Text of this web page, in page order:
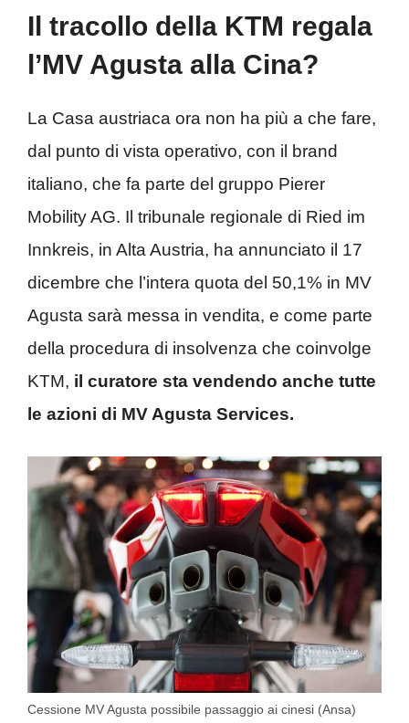
Il tracollo della KTM regala
l’MV Agusta alla Cina?
La Casa austriaca ora non ha più a che fare,
dal punto di vista operativo, con il brand
italiano, che fa parte del gruppo Pierer
Mobility AG. Il tribunale regionale di Ried im
Innkreis, in Alta Austria, ha annunciato il 17
dicembre che l’intera quota del 50,1% in MV
Agusta sarà messa in vendita, e come parte
della procedura di insolvenza che coinvolge
KTM, il curatore sta vendendo anche tutte
le azioni di MV Agusta Services.
Cessione MV Agusta possibile passaggio ai cinesi (Ansa)